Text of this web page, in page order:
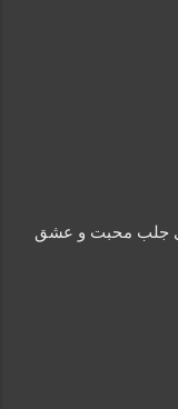
جلب محبت و عشق